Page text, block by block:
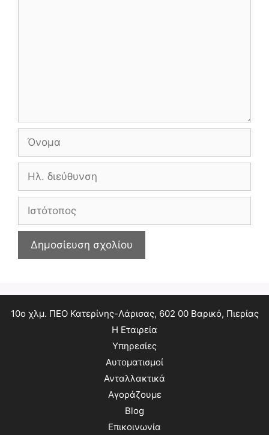
διεύθυνση
10ο χλμ. ΠΕΟ Κατερίνης-Λάρισας, 602 00 Βαρικό, Πιερίας
Η Εταιρεία
Υπηρεσίες
Αυτοματισμοί
Ανταλλακτικά
Αγοράζουμε
Blog
Επικοινωνία